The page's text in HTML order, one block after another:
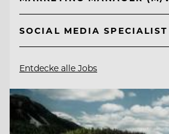
SOCIAL MEDIA
Entdecke alle Jobs